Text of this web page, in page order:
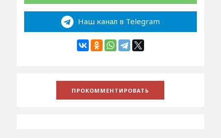
Наш канал в Telegram